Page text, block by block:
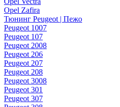
Opel Zafira
Тюнинг Peugeot | Пежо
Peugeot 1007
Peugeot 107
Peugeot 2008
Peugeot 206
Peugeot 207
Peugeot 208
Peugeot 3008
Peugeot 301
Peugeot 307